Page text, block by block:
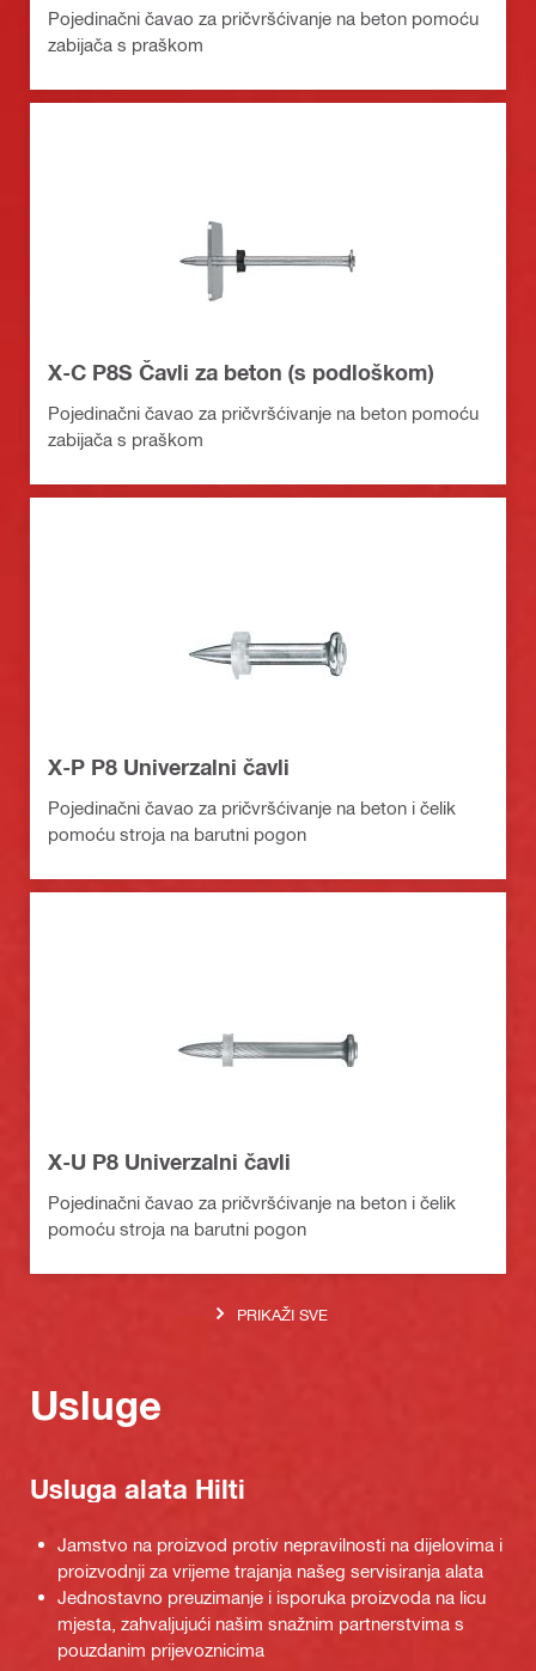
Pojedinačni čavao za pričvršćivanje na beton pomoću
zabijača s praškom
X-C P8S Čavli za beton (s podloškom)
Pojedinačni čavao za pričvršćivanje na beton pomoću
zabijača s praškom
X-P P8 Univerzalni čavli
Pojedinačni čavao za pričvršćivanje na beton i čelik
pomoću stroja na barutni pogon
X-U P8 Univerzalni čavli
Pojedinačni čavao za pričvršćivanje na beton i čelik
pomoću stroja na barutni pogon
PRIKAŽI SVE
Usluge
Usluga alata Hilti
Jamstvo na proizvod protiv nepravilnosti na dijelovima i
proizvodnji za vrijeme trajanja našeg servisiranja alata
Jednostavno preuzimanje i isporuka proizvoda na licu
mjesta, zahvaljujući našim snažnim partnerstvima s
pouzdanim prijevoznicima